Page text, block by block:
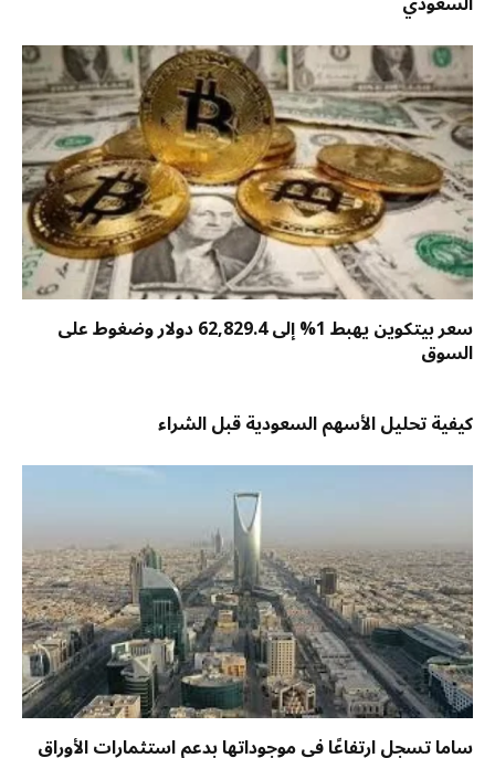
سعر بيتكوين يهبط 1% إلى 62,829.4 دولار وضغوط على
السوق
كيفية تحليل الأسهم السعودية قبل الشراء
ساما تسجل ارتفاعًا في موجوداتها بدعم استثمارات الأوراق